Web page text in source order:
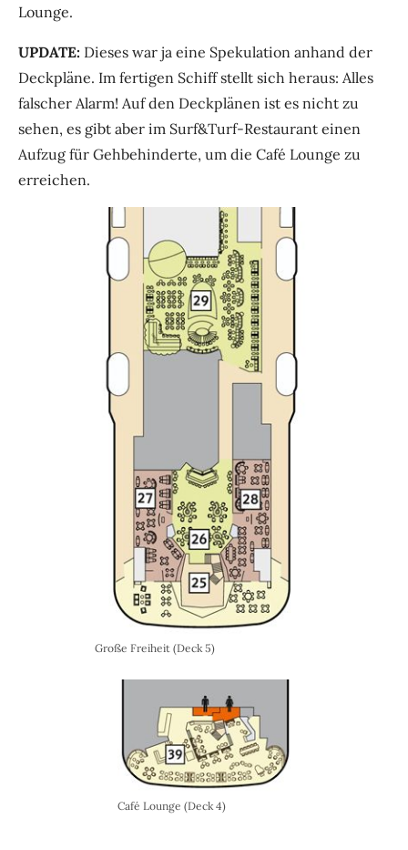
Lounge.
UPDATE: Dieses war ja eine Spekulation anhand der
Deckpläne. Im fertigen Schiff stellt sich heraus: Alles
falscher Alarm! Auf den Deckplänen ist es nicht zu
sehen, es gibt aber im Surf&Turf-Restaurant einen
Aufzug für Gehbehinderte, um die Café Lounge zu
erreichen.
Große Freiheit (Deck 5)
Café Lounge (Deck 4)